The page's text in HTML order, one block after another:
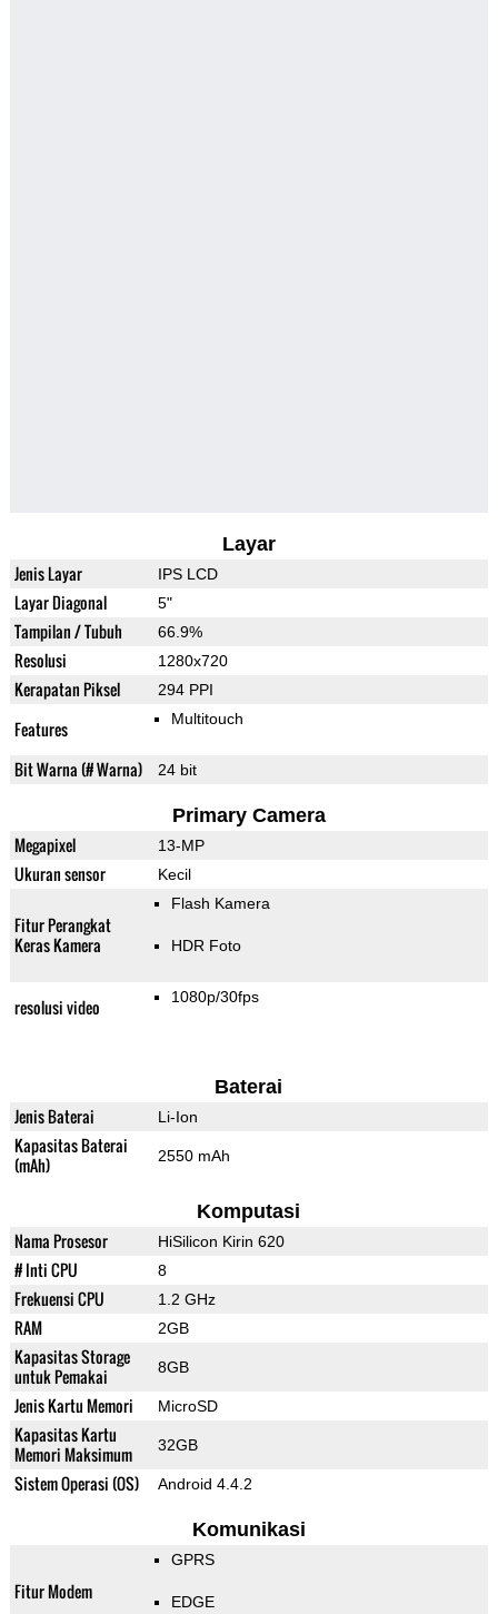
Layar
Jenis Layar IPS LCD
Layar Diagonal 5"
Tampilan / Tubuh 66.9%
Resolusi 1280x720
Kerapatan Piksel 294 PPI
Features Multitouch
Bit Warna (# Warna) 24 bit
Primary Camera
Megapixel 13-MP
Ukuran sensor Kecil
Fitur Perangkat
Keras Kamera
Flash Kamera
HDR Foto
resolusi video 1080p/30fps
Baterai
Jenis Baterai Li-Ion
Kapasitas Baterai
(mAh)
2550 mAh
Komputasi
Nama Prosesor HiSilicon Kirin 620
# Inti CPU 8
Frekuensi CPU 1.2 GHz
RAM 2GB
Kapasitas Storage
untuk Pemakai
8GB
Jenis Kartu Memori MicroSD
Kapasitas Kartu
Memori Maksimum
32GB
Sistem Operasi (OS) Android 4.4.2
Komunikasi
Fitur Modem
GPRS
EDGE